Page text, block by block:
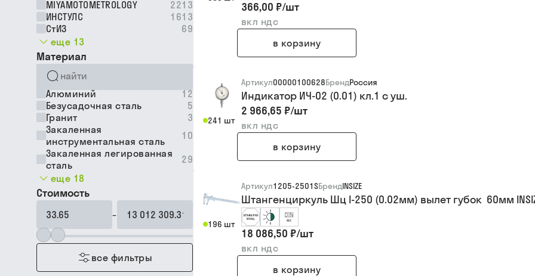
MIYAMOTOMETROLOGY
2213
ИНСТУЛС
1613
СтИЗ
69
еще 13
Материал
Алюминий
12
Безусадочная сталь
5
Гранит
3
Закаленная
инструментальная сталь
10
Закаленная легированная
сталь
29
еще 18
Стоимость
–
все фильтры
366,00 ₽/шт
вкл ндс
в корзину
241 шт
Артикул00000100628БрендРоссия
Индикатор ИЧ-02 (0.01) кл.1 с уш.
2 966,65 ₽/шт
вкл ндс
в корзину
196 шт
Артикул1205-2501SБрендINSIZE
Штангенциркуль Шц I-250 (0.02мм) вылет губок 60мм
18 086,50 ₽/шт
вкл ндс
в корзину